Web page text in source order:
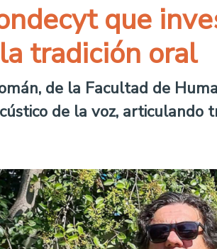
que
tradición oral
de la Facultad de
de la voz, articulando